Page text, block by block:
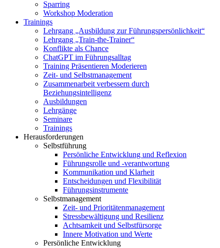
Sparring
Workshop Moderation
Trainings
Lehrgang „Ausbildung zur Führungspersönlichkeit“
Lehrgang „Train-the-Trainer“
Konflikte als Chance
ChatGPT im Führungsalltag
Training Präsentieren Moderieren
Zeit- und Selbstmanagement
Zusammenarbeit verbessern durch
Beziehungsintelligenz
Ausbildungen
Lehrgänge
Seminare
Trainings
Herausforderungen
Selbstführung
Persönliche Entwicklung und Reflexion
Führungsrolle und -verantwortung
Kommunikation und Klarheit
Entscheidungen und Flexibilität
Führungsinstrumente
Selbstmanagement
Zeit- und Prioritätenmanagement
Stressbewältigung und Resilienz
Achtsamkeit und Selbstfürsorge
Innere Motivation und Werte
Persönliche Entwicklung